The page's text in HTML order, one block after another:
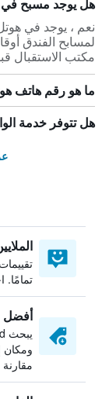
هل يوجد مسبح في
لمسابح الفندق
مكتب الاستقبال
ما هو رقم هاتف هوتل
هل تتوفر خدمة
تمامًا.
أفضل
ومكان
مقارنة